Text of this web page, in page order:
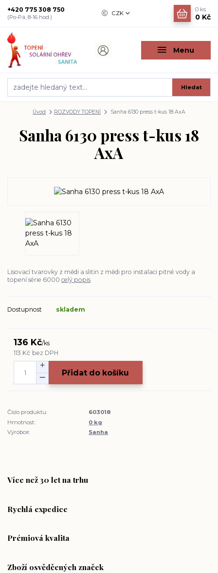
Menu
CZK
Hledat
+420 775 308 750
(Po-Pá, 8-16 hod.)
0 ks
0 Kč
Úvod ROZVODY TOPENÍ Sanha 6130 press t-kus 18 AxA
Sanha 6130 press t-kus 18
AxA
Lisovací tvarovky z mědi a slitin z mědi pro instalaci pitné vody a
topení série 6000 celý popis
Dostupnost skladem
136 Kč/ks
113 Kč bez DPH
Přidat do košíku
Číslo produktu:
603018
Hmotnost:
0 kg
Výrobce:
Sanha
Více než 30 let na trhu
Rychlá expedice
Prémiová kvalita
Zboží osvědčených značek